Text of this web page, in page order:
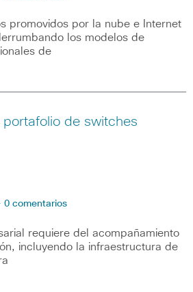
promovidos por la nube e Internet
los modelos de
de
de switches
0 comentarios
requiere del acompañamiento
incluyendo la infraestructura de